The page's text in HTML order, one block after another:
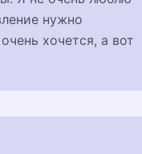
нужно
хочется, а вот